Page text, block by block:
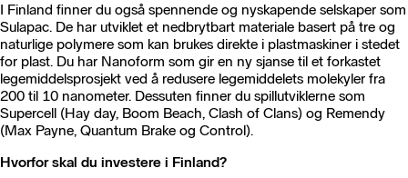
I Finland finner du også spennende og nyskapende selskaper som
Sulapac. De har utviklet et nedbrytbart materiale basert på tre og
naturlige polymere som kan brukes direkte i plastmaskiner i stedet
for plast. Du har Nanoform som gir en ny sjanse til et forkastet
legemiddelsprosjekt ved å redusere legemiddelets molekyler fra
200 til 10 nanometer. Dessuten finner du spillutviklerne som
Supercell (Hay day, Boom Beach, Clash of Clans) og Remendy
(Max Payne, Quantum Brake og Control).
Hvorfor skal du investere i Finland?